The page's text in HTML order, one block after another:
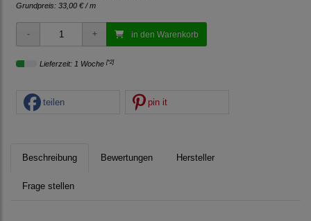
Grundpreis: 33,00 € / m
in den Warenkorb
Lieferzeit: 1 Woche [*2]
teilen pin it
Beschreibung Bewertungen Hersteller
Frage stellen